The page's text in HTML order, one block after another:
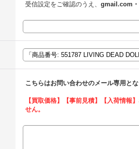
受信設定をご確認のうえ、 gmail.com
こちらはお問い合わせのメール専用とな
【買取価格】【事前見積】【入荷情報
せん。